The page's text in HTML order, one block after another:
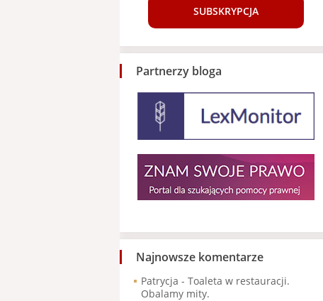
SUBSKRYPCJA
Partnerzy bloga
Najnowsze komentarze
Patrycja - Toaleta w restauracji.
Obalamy mity.